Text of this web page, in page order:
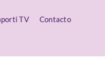
TV Contacto